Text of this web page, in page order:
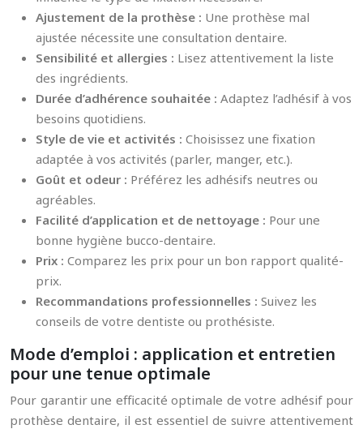
Ajustement de la prothèse : Une prothèse mal
ajustée nécessite une consultation dentaire.
Sensibilité et allergies : Lisez attentivement la liste
des ingrédients.
Durée d’adhérence souhaitée : Adaptez l’adhésif à vos
besoins quotidiens.
Style de vie et activités : Choisissez une fixation
adaptée à vos activités (parler, manger, etc.).
Goût et odeur : Préférez les adhésifs neutres ou
agréables.
Facilité d’application et de nettoyage : Pour une
bonne hygiène bucco-dentaire.
Prix : Comparez les prix pour un bon rapport qualité-
prix.
Recommandations professionnelles : Suivez les
conseils de votre dentiste ou prothésiste.
Mode d’emploi : application et entretien
pour une tenue optimale
Pour garantir une efficacité optimale de votre adhésif pour
prothèse dentaire, il est essentiel de suivre attentivement